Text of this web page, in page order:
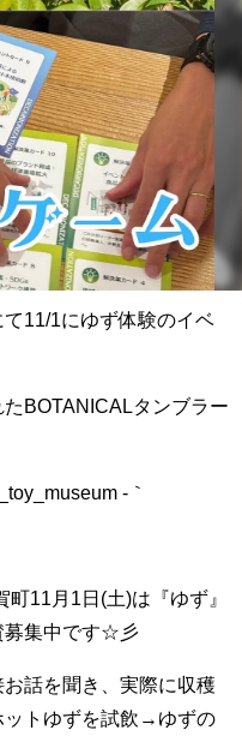
11/1にゆず体験のイベ
BOTANICALタンブラー
-｀
11月1日(土)は『ゆず』
募集中です☆彡
話を聞き、実際に収穫
トゆずを試飲→ゆずの